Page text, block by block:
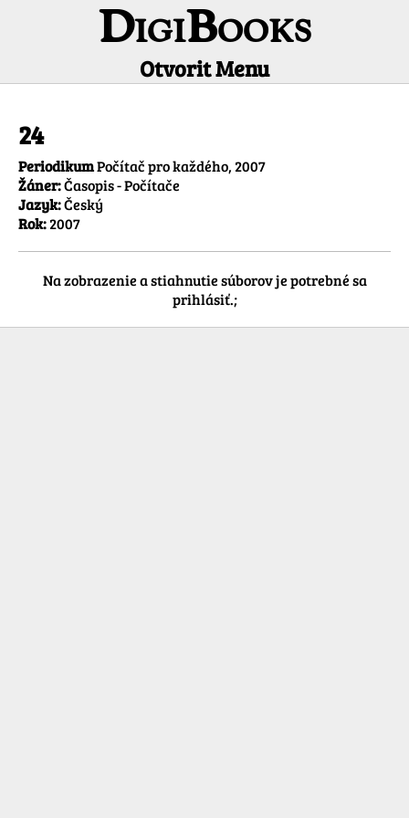
DigiBooks
Otvorit Menu
24
PeriodikumPočítač pro každého, 2007
Žáner:Časopis - Počítače
Jazyk:Český
Rok:2007
Na zobrazenie a stiahnutie súborov je potrebné sa
prihlásiť.;